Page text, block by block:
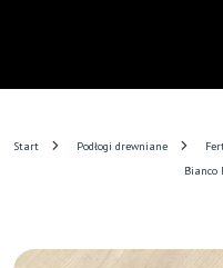
Start Podłogi drewniane
Bianco